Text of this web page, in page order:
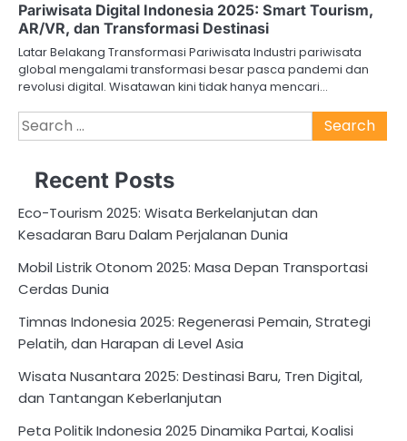
Pariwisata Digital Indonesia 2025: Smart Tourism,
AR/VR, dan Transformasi Destinasi
Latar Belakang Transformasi Pariwisata Industri pariwisata
global mengalami transformasi besar pasca pandemi dan
revolusi digital. Wisatawan kini tidak hanya mencari…
Search
for:
Recent Posts
Eco-Tourism 2025: Wisata Berkelanjutan dan
Kesadaran Baru Dalam Perjalanan Dunia
Mobil Listrik Otonom 2025: Masa Depan Transportasi
Cerdas Dunia
Timnas Indonesia 2025: Regenerasi Pemain, Strategi
Pelatih, dan Harapan di Level Asia
Wisata Nusantara 2025: Destinasi Baru, Tren Digital,
dan Tantangan Keberlanjutan
Peta Politik Indonesia 2025 Dinamika Partai, Koalisi